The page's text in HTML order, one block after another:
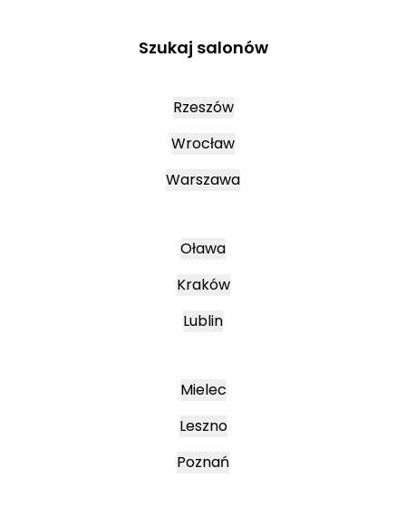
Szukaj salonów
Rzeszów
Wrocław
Warszawa
Oława
Kraków
Lublin
Mielec
Leszno
Poznań